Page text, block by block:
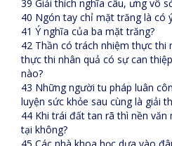
39 Giải thích nghĩa câu, ưng vô
40 Ngón tay chỉ mặt trăng là có
41 Ý nghĩa của ba mặt trăng?
42 Thần có trách nhiệm thực thi
thực thi nhân quả có sự can
nào?
43 Những người tu pháp luân
luyện sức khỏe sau cùng là giải
44 Khi trái đất tan rã thì nền văn
tại không?